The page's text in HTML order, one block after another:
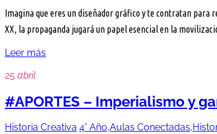
Imagina que eres un diseñador gráfico y te contratan para
XX, la propaganda jugará un papel esencial en la
Leer más
25 abril
#APORTES – Imperialismo y
Historia Creativa 4° Año,Aulas Conectadas,